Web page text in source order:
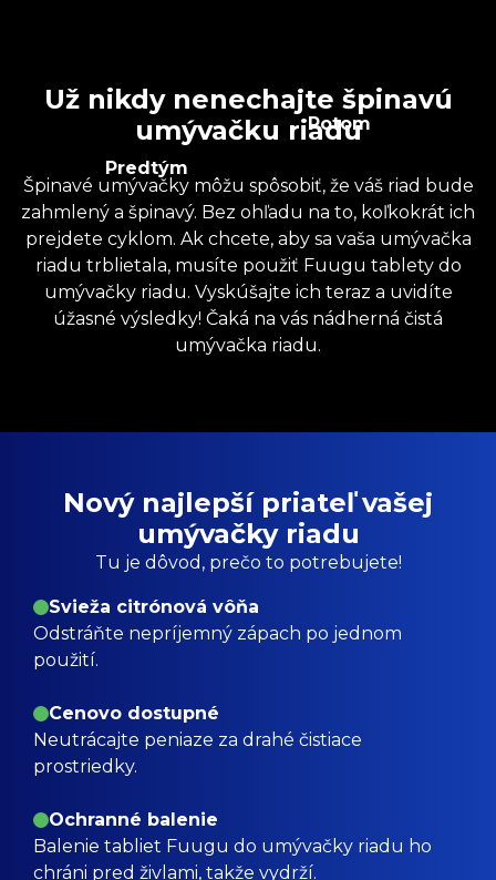
Už nikdy nenechajte špinavú
umývačku riadu
Predtým
Potom
Špinavé umývačky môžu spôsobiť, že váš riad bude
zahmlený a špinavý. Bez ohľadu na to, koľkokrát ich
prejdete cyklom. Ak chcete, aby sa vaša umývačka
riadu trblietala, musíte použiť Fuugu tablety do
umývačky riadu. Vyskúšajte ich teraz a uvidíte
úžasné výsledky! Čaká na vás nádherná čistá
umývačka riadu.
Nový najlepší priateľ vašej
umývačky riadu
Tu je dôvod, prečo to potrebujete!
Svieža citrónová vôňa
Odstráňte nepríjemný zápach po jednom
použití.
Cenovo dostupné
Neutrácajte peniaze za drahé čistiace
prostriedky.
Ochranné balenie
Balenie tabliet Fuugu do umývačky riadu ho
chráni pred živlami, takže vydrží.